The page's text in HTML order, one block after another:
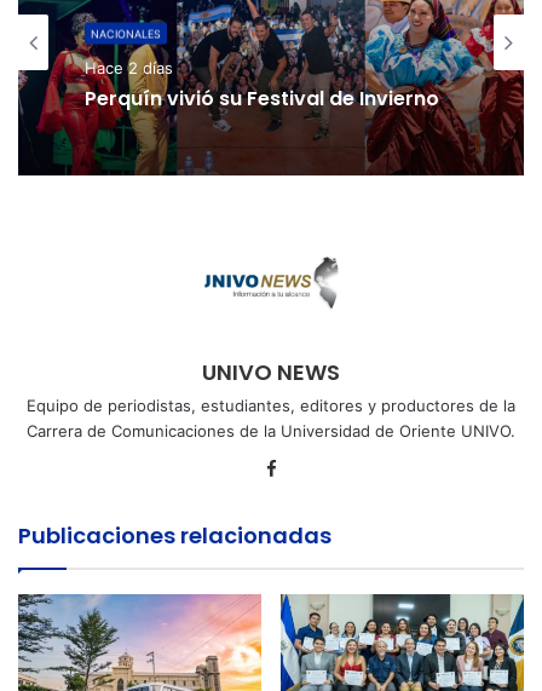
NACIONALES
Hace 2 días
Perquín vivió su Festival de Invierno
UNIVO NEWS
Equipo de periodistas, estudiantes, editores y productores de la
Carrera de Comunicaciones de la Universidad de Oriente UNIVO.
Facebook
Publicaciones relacionadas